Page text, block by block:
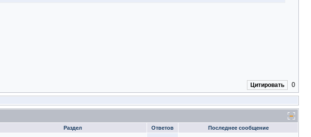
Цитировать 0
Раздел Ответов Последнее сообщение